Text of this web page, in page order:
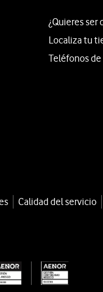
¿Quieres ser
Localiza tu
Teléfonos
Calidad del servicio